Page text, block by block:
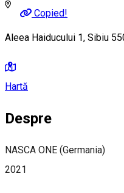
Copied!
Aleea Haiducului 1, Sibiu
Hartă
Despre
NASCA ONE (Germania)
2021